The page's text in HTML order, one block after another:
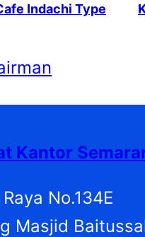
Indachi Type
Kantor
No.134E
Masjid